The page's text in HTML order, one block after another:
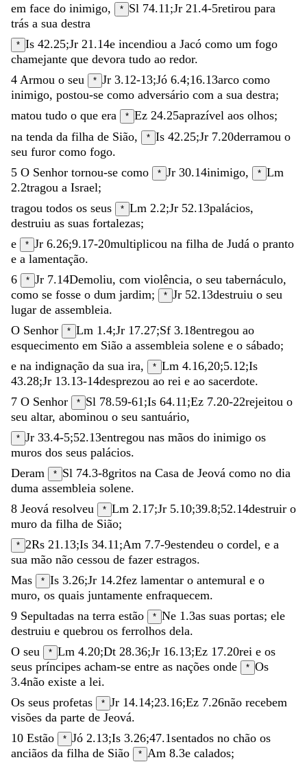
em face do inimigo, * Sl 74.11 ;Jr 21.4-5retirou para
trás a sua destra
* Is 42.25;Jr 21.14e incendiou a Jacó como um fogo
chamejante que devora tudo ao redor.
4 Armou o seu * Jr 3.12-13;Jó 6.4;16.13arco como
inimigo, postou-se como adversário com a sua destra;
matou tudo o que era * Ez 24.25aprazível aos olhos;
na tenda da filha de Sião, * Is 42.25;Jr 7.20derramou o
seu furor como fogo.
5 O Senhor tornou-se como * Jr 30.14inimigo, * Lm
2.2tragou a Israel;
tragou todos os seus * Lm 2.2;Jr 52.13palácios,
destruiu as suas fortalezas;
e
* Jr 6.26;9.17-20multiplicou na filha de Judá o pranto
e a lamentação.
6
* Jr 7.14Demoliu, com violência, o seu tabernáculo,
como se fosse o dum jardim; * Jr 52.13destruiu o seu
lugar de assembleia.
O Senhor * Lm 1.4;Jr 17.27;Sf 3.18entregou ao
esquecimento em Sião a assembleia solene e o sábado;
e na indignação da sua ira, * Lm 4.16,20;5.12;Is
43.28;Jr 13.13-14desprezou ao rei e ao sacerdote.
7 O Senhor * Sl 78.59-61 ;Is 64.11 ;Ez 7.20-22rejeitou o
seu altar, abominou o seu santuário,
* Jr 33.4-5;52.13entregou nas mãos do inimigo os
muros dos seus palácios.
Deram
* Sl 74.3-8gritos na Casa de Jeová como no dia
duma assembleia solene.
8 Jeová resolveu * Lm 2.17;Jr 5.10;39.8;52.14destruir o
muro da filha de Sião;
* 2Rs 21.13;Is 34.11 ;Am 7.7-9estendeu o cordel, e a
sua mão não cessou de fazer estragos.
Mas
* Is 3.26;Jr 14.2fez lamentar o antemural e o
muro, os quais juntamente enfraquecem.
9 Sepultadas na terra estão * Ne 1.3as suas portas; ele
destruiu e quebrou os ferrolhos dela.
O seu * Lm 4.20;Dt 28.36;Jr 16.13;Ez 17.20rei e os
seus príncipes acham-se entre as nações onde * Os
3.4não existe a lei.
Os seus profetas * Jr 14.14;23.16;Ez 7.26não recebem
visões da parte de Jeová.
10 Estão * Jó 2.13;Is 3.26;47.1sentados no chão os
anciãos da filha de Sião * Am 8.3e calados;